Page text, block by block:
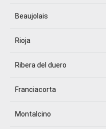
Beaujolais
Rioja
Ribera del duero
Franciacorta
Montalcino